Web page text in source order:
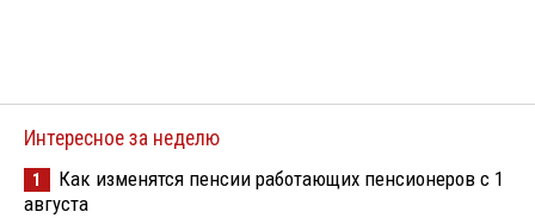
Интересное за неделю
1
Как изменятся пенсии работающих пенсионеров с 1
августа